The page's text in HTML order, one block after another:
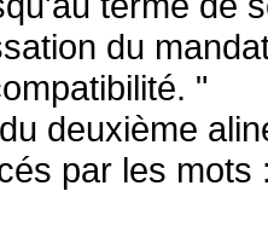
du
"
deuxième
par les